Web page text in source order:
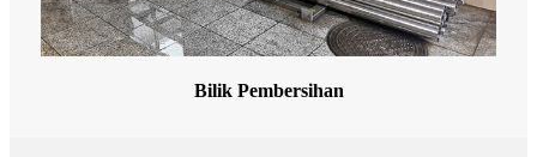
Bilik Pembersihan